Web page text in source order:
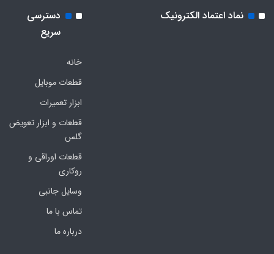
نماد اعتماد الکترونیک
دسترسی
سریع
خانه
قطعات موبایل
ابزار تعمیرات
قطعات و ابزار تعویض
گلس
قطعات اوراقی و
روکاری
وسایل جانبی
تماس با ما
درباره ما